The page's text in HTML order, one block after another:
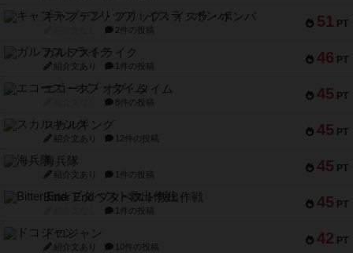
51 PT
キャプテン・フリップ：イスラ・ボンバ
2件の投稿
46 PT
ガルフストライク
紹介文あり 1件の投稿
45 PT
エコーズ・オブ・タイム
8件の投稿
45 PT
スカルキング
紹介文あり 12件の投稿
45 PT
海兵隊
紹介文あり 1件の投稿
45 PT
Bitter End ブタペスト救出作戦
1件の投稿
42 PT
ドコジャン
紹介文あり 10件の投稿